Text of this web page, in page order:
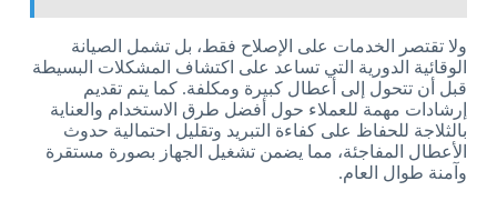
ولا تقتصر الخدمات على الإصلاح فقط، بل تشمل الصيانة
الوقائية الدورية التي تساعد على اكتشاف المشكلات البسيطة
قبل أن تتحول إلى أعطال كبيرة ومكلفة. كما يتم تقديم
إرشادات مهمة للعملاء حول أفضل طرق الاستخدام والعناية
بالثلاجة للحفاظ على كفاءة التبريد وتقليل احتمالية حدوث
الأعطال المفاجئة، مما يضمن تشغيل الجهاز بصورة مستقرة
وآمنة طوال العام.